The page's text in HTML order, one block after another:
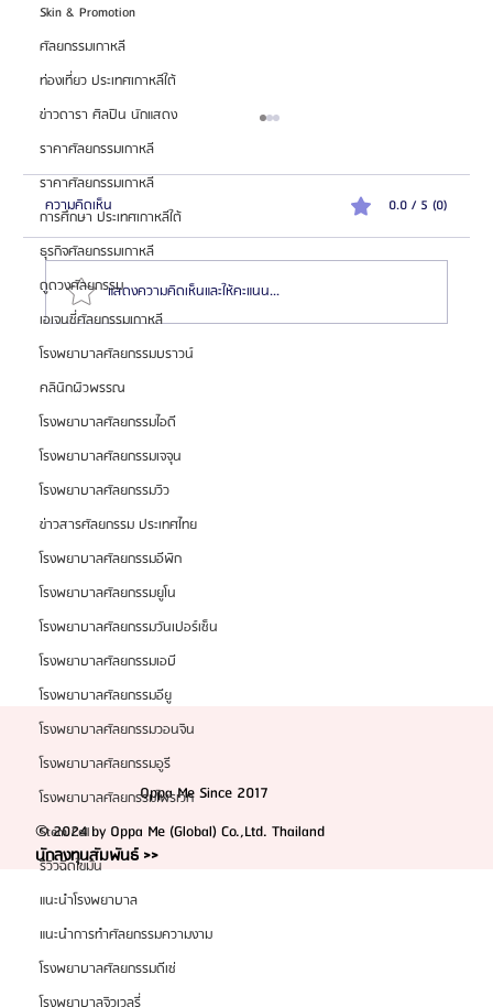
Skin & Promotion
ศัลยกรรมเกาหลี
ท่องเที่ยว ประเทศเกาหลีใต้
ข่าวดารา ศิลปิน นักแสดง
ราคาศัลยกรรมเกาหลี
ราคาศัลยกรรมเกาหลี
การศึกษา ประเทศเกาหลีใต้
ธุรกิจศัลยกรรมเกาหลี
ดูดวงศัลยกรรม
เอเจนซี่ศัลยกรรมเกาหลี
โรงพยาบาลศัลยกรรมบราวน์
คลินิกผิวพรรณ
โรงพยาบาลศัลยกรรมไอดี
โรงพยาบาลศัลยกรรมเจจุน
โรงพยาบาลศัลยกรรมวิว
ข่าวสารศัลยกรรม ประเทศไทย
โรงพยาบาลศัลยกรรมอีพิก
โรงพยาบาลศัลยกรรมยูโน
โรงพยาบาลศัลยกรรมวันเปอร์เซ็น
โรงพยาบาลศัลยกรรมเอบี
โรงพยาบาลศัลยกรรมอียู
โรงพยาบาลศัลยกรรมวอนจิน
โรงพยาบาลศัลยกรรมอูรี
โรงพยาบาลศัลยกรรมไพรเวท
Stem Cell
รีวิวฉีดไขมัน
แนะนำโรงพยาบาล
แนะนำการทำศัลยกรรมความงาม
โรงพยาบาลศัลยกรรมดีเซ่
ความคิดเห็น 0.0 / 5 (0)
แสดงความคิดเห็นและให้คะแนน...
Oppa Me Since 2017
© 2024 by Oppa Me (Global) Co.,Ltd. Thailand
นักลงทุนสัมพันธ์ >>